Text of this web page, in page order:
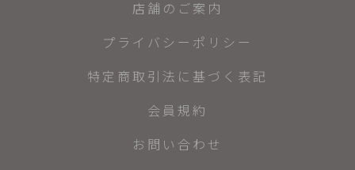
店舗のご案内
プライバシーポリシー
特定商取引法に基づく表記
会員規約
お問い合わせ